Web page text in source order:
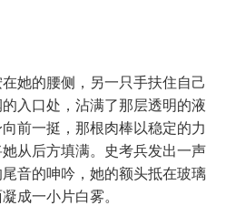
她的腰侧，另一只手扶住自己
入口处，沾满了那层透明的液
前一挺，那根肉棒以稳定的力
从后方填满。史考兵发出一声
音的呻吟，她的额头抵在玻璃
成一小片白雾。